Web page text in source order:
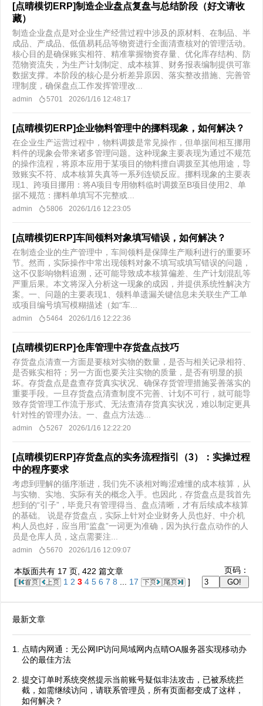
[点晴模切ERP]制造企业盘点复盘与总结阶段（好文请收
藏）
制造企业盘点是对企业生产经营过程中涉及的原材料、在制品、半
成品、产成品、低值易耗品等物资进行全面清查核对的管理活动。
核心目的是确保账实相符、精准掌握物资存量、优化库存结构、防
范物资流失，为生产计划制定、成本核算、财务报表编制提供可靠
数据支撑。本阶段的核心是分析差异原因、落实整改措施、完善管
理制度，确保盘点工作发挥管理改...
admin 5701 2026/1/16 12:48:17
[点晴模切ERP]企业物料管理中的挪料现象，如何解决？
在企业生产运营过程中，物料调拨是常见操作，但单据间相互挪用
料件的现象会带来诸多管理问题。这种现象主要表现为通过不规范
的操作流程，将原本应用于某项目的物料擅自调拨至其他用途，导
致账实不符、成本核算失真等一系列连锁反应。挪料现象的主要表
现1、跨项目挪用：将A项目专用物料临时调拨至B项目使用2、单
据不规范：挪料单填写不完整或...
admin 5806 2026/1/16 12:23:05
[点晴模切ERP]车间领料对象填写错误，如何解决？
在制造企业的生产管理中，车间领料是保障生产顺利进行的重要环
节。然而，实际操作中常出现领料对象不填写或填写错误的问题，
这不仅影响物料追溯，还可能导致成本核算偏差、生产计划混乱等
严重后果。本文将深入分析这一现象的成因，并提供系统性解决方
案。一、问题的主要表现1、领料单遗漏关键信息未关联生产工单
或项目编号填写模糊描述（如“车...
admin 5464 2026/1/16 12:22:36
[点晴模切ERP]仓库管理中存货盘点技巧
存货盘点清查一方面是要核对实物的数量，是否与相关记录相符、
是否账实相符；另一方面也要关注实物的质量，是否有明显的损
坏。存货盘点是盘查存货真实状况、确保存货管理措施妥善落实的
重要手段。一旦存货盘点清查制度不完善、计划不可行，就可能导
致存货管理工作流于形式、无法查清存货真实状况，难以制定更具
针对性的管理办法。一、盘点方法选...
admin 5267 2026/1/16 12:22:20
[点晴模切ERP]存货盘点的实务流程指引（3）：实操过程
中的程序要求
考虑到理解的循序渐进，我们先不谈相对晦涩难懂的成本核算，从
与实物、实地、实际有关的概念入手。也因此，存货盘点是我首先
想到的“引子”，毕竟只有管理得当、盘点清晰，才有后续成本核算
的基础。 说是存货盘点，实际上针对企业财务人员也好、中介机
构人员也好，应当用“监盘”一词更为准确，因为执行盘点动作的人
员是仓库人员，这点需要注...
admin 5670 2026/1/16 12:09:07
本版面共有 17 页, 422 篇文章
[
1 2 3 4 5 6 7 8 17 ]
页码：
最新文章
点晴内网通：无公网IP访问局域网内点晴OA服务器实现移动办
公的最佳方法
提交订单时系统突然提示当前账号疑似非法攻击，已被系统拦
截，如需继续访问，请联系管理员，所有页面都变成了这样，
如何解决？